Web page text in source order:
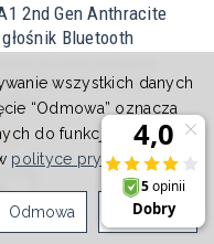
2nd Gen Anthracite
Bluetooth
który oferuje
wszystkich danych
“Odmowa” oznacza
do funkcjonowania
polityce prywatności.
Ustawienia
Odmowa